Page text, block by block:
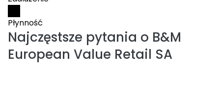
Płynność
Najczęstsze pytania o B&M
European Value Retail SA